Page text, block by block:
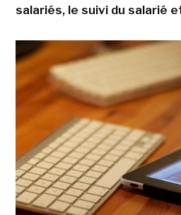
salariés, le suivi du salarié